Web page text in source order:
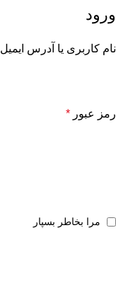
ورود
نام کاربری یا آدرس ایمیل
رمز عبور *
مرا بخاطر بسپار